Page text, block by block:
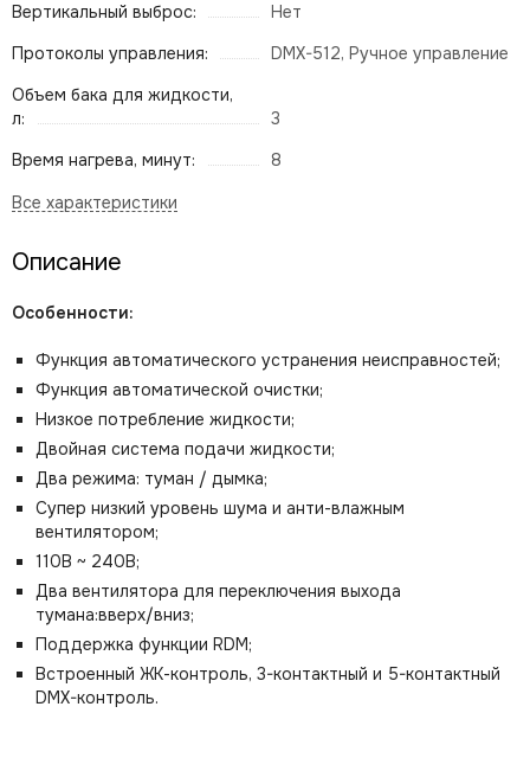
Вертикальный выброс:
Нет
Протоколы управления:
DMX-512, Ручное управление
Объем бака для жидкости,
л:
3
Время нагрева, минут:
8
Описание
Особенности:
Функция автоматического устранения неисправностей;
Функция автоматической очистки;
Низкое потребление жидкости;
Двойная система подачи жидкости;
Два режима: туман / дымка;
Супер низкий уровень шума и анти-влажным
вентилятором;
110В ~ 240В;
Два вентилятора для переключения выхода
тумана:вверх/вниз;
Поддержка функции RDM;
Встроенный ЖК-контроль, 3-контактный и 5-контактный
DMX-контроль.